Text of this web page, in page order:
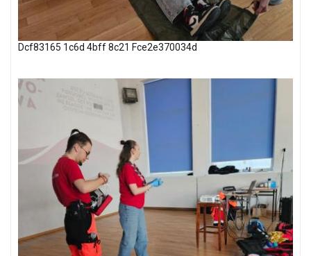
Dcf83165 1c6d 4bff 8c21 Fce2e370034d